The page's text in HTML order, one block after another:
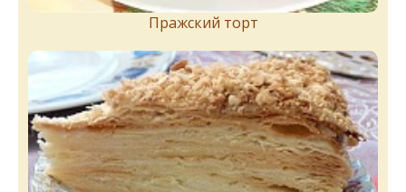
Пражский торт